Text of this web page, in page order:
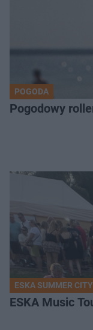
POGODA
Pogodowy
ESKA SUMMER
ESKA Music